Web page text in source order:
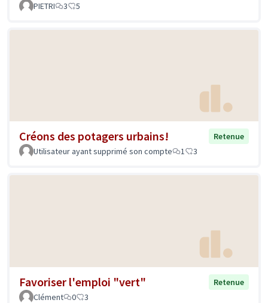
PIETRI 3 5
Créons des potagers urbains!
Retenue
Utilisateur ayant supprimé son compte
1 3
Favoriser l'emploi "vert"
Retenue
Clément
0 3